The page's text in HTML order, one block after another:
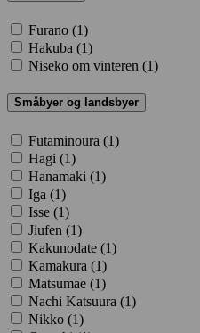
Furano (1)
Hakuba (1)
Niseko om vinteren (1)
Småbyer og landsbyer
Futaminoura (1)
Hagi (1)
Hanamaki (1)
Iga (1)
Isse (1)
Jiufen (1)
Kakunodate (1)
Kamakura (1)
Matsumae (1)
Nachi Katsuura (1)
Nikko (1)